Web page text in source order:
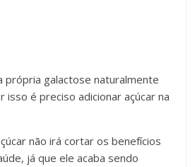
própria galactose naturalmente
é preciso adicionar açúcar na
não irá cortar os benefícios
já que ele acaba sendo